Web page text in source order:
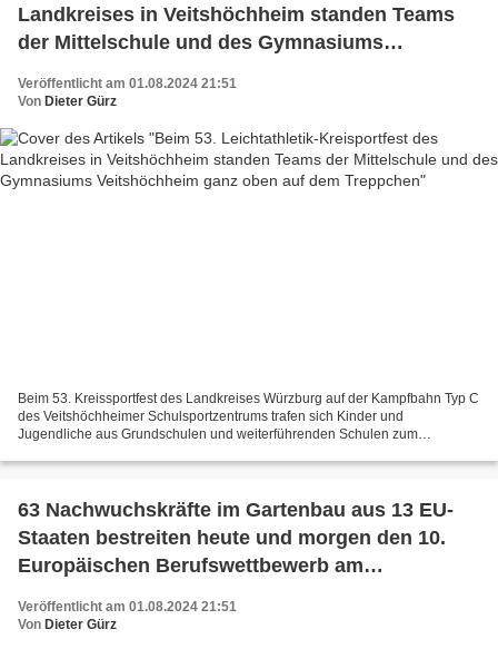
Landkreises in Veitshöchheim standen Teams
der Mittelschule und des Gymnasiums
Veröffentlicht am 01.08.2024 21:51
Von Dieter Gürz
Beim 53. Kreissportfest des Landkreises Würzburg auf der Kampfbahn Typ C
des Veitshöchheimer Schulsportzentrums trafen sich Kinder und
Jugendliche aus Grundschulen und weiterführenden Schulen zum
63 Nachwuchskräfte im Gartenbau aus 13 EU-
Staaten bestreiten heute und morgen den 10.
Europäischen Berufswettbewerb am
Union in Gadheim
Veröffentlicht am 01.08.2024 21:51
Von Dieter Gürz